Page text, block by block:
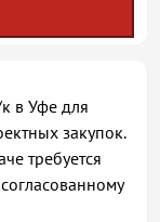
в Уфе для
закупок.
требуется